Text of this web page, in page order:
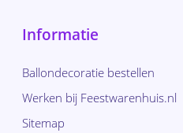
Informatie
Ballondecoratie bestellen
Werken bij Feestwarenhuis.nl
Sitemap